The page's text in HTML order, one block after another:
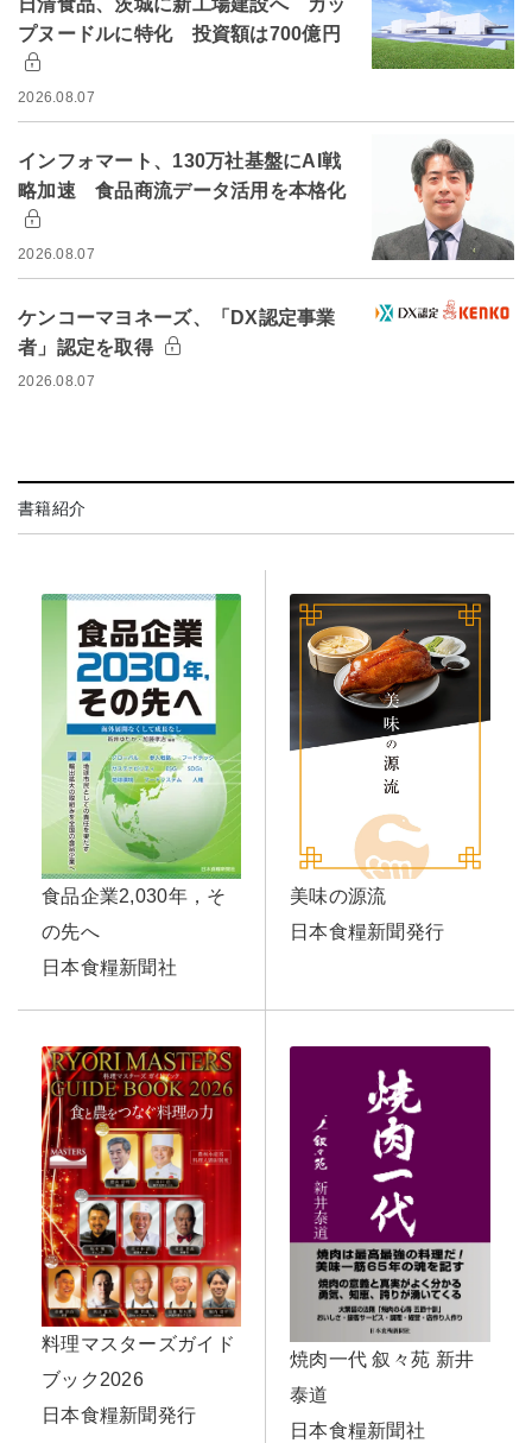
プヌードルに特化 投資額は700億円
2026.08.07
インフォマート、130万社基盤にAI戦
略加速 食品商流データ活用を本格化
2026.08.07
ケンコーマヨネーズ、「DX認定事業
者」認定を取得
2026.08.07
書籍紹介
食品企業2,030年，そ
の先へ
日本食糧新聞社
美味の源流
日本食糧新聞発行
料理マスターズガイド
ブック2026
日本食糧新聞発行
焼肉一代 叙々苑 新井
泰道
日本食糧新聞社